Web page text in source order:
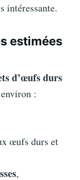
intéressante.
estimées
d’œufs durs
:
œufs durs et
,